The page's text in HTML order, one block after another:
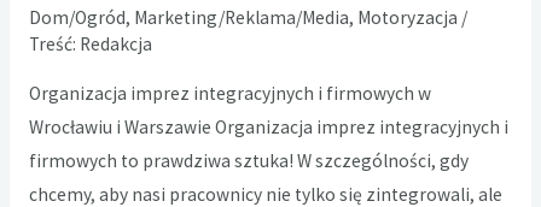
Dom/Ogród, Marketing/Reklama/Media, Motoryzacja /
Treść: Redakcja
Organizacja imprez integracyjnych i firmowych w
Wrocławiu i Warszawie Organizacja imprez integracyjnych i
firmowych to prawdziwa sztuka! W szczególności, gdy
chcemy, aby nasi pracownicy nie tylko się zintegrowali, ale